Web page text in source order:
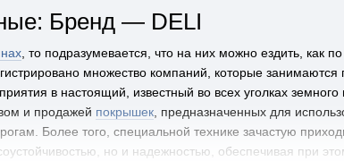
Бренд — DELI
, то подразумевается, что на них можно ездить, как
множество компаний, которые
в настоящий, известный во всех уголках
и продажей покрышек , предназначенных для
Более того, специальной технике зачастую
но и надежностью, обеспечивая при